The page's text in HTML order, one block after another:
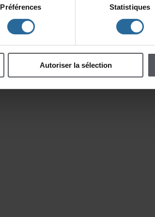
Préférences Statistiques
Autoriserlasélection